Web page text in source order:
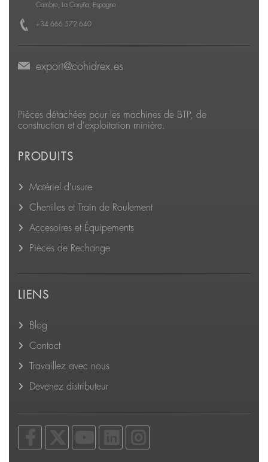
Cambre, La Coruña, Espagne
+34 666 572 640
export@cohidrex.es
Pièces détachées pour les machines de BTP, de
construction et d'exploitation minière.
PRODUITS
Matériel d'usure
Chenilles et Train de Roulement
Accesoires et Équipements
Pièces de Rechange
LIENS
Blog
Contact
Travaillez avec nous
Devenez distributeur